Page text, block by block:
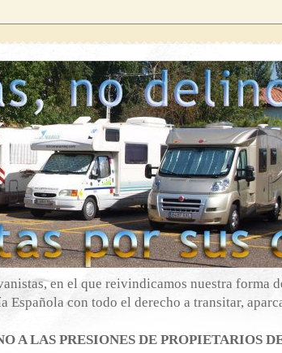
en el que reivindicamos nuestra forma
Española con todo el derecho a transitar,
A LAS PRESIONES DE PROPIETARIOS